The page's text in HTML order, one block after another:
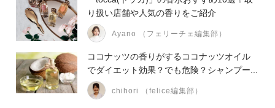
り扱い店舗や人気の香りをご紹介
Ayano （フェリーチェ編集部）
ココナッツの香りがするココナッツオイル
でダイエット効果？でも危険？シャンプー...
chihori （felice編集部）